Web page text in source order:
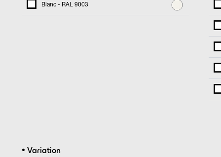
Blanc - RAL 9003
• Variation